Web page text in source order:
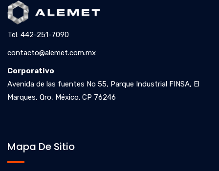
Tel: 442-251-7090
contacto@alemet.com.mx
Corporativo
Avenida de las fuentes No 55, Parque Industrial FINSA, El
Marques, Qro, México. CP 76246
Mapa De Sitio